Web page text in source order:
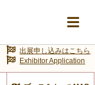
出展申し込みはこちら
Exhibitor Application